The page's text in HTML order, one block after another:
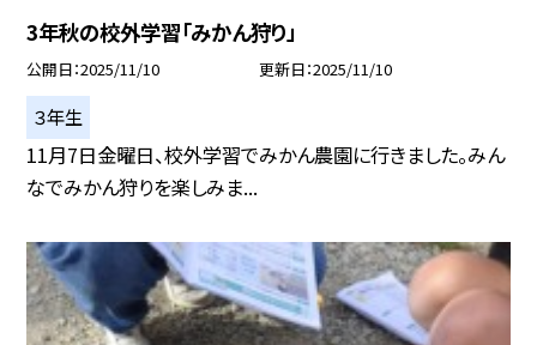
3年秋の校外学習「みかん狩り」
公開日 2025/11/10 更新日 2025/11/10
３年生
11月7日金曜日、校外学習でみかん農園に行きました。みん
なでみかん狩りを楽しみま...